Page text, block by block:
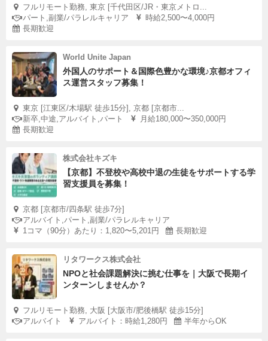
フルリモート勤務, 東京 [千代田区/JR・東京メトロ...
パート,副業/パラレルキャリア
時給2,500〜4,000円
長期歓迎
World Unite Japan
外国人のサポート＆国際色豊かな環境♪京都オフィ
ス運営スタッフ募集！
東京 [江東区/木場駅 徒歩15分], 京都 [京都市...
新卒,中途,アルバイト,パート
月給180,000〜350,000円
長期歓迎
株式会社キズキ
【京都】不登校や高校中退の生徒をサポートする学
習支援員を募集！
京都 [京都市/四条駅 徒歩7分]
アルバイト,パート,副業/パラレルキャリア
1コマ（90分）あたり：1,820〜5,201円
長期歓迎
リタワークス株式会社
NPOと社会課題解決に挑む仕事を｜大阪で長期イ
ンターンしませんか？
フルリモート勤務, 大阪 [大阪市/肥後橋駅 徒歩15分]
アルバイト
アルバイト：時給1,280円 半年からOK